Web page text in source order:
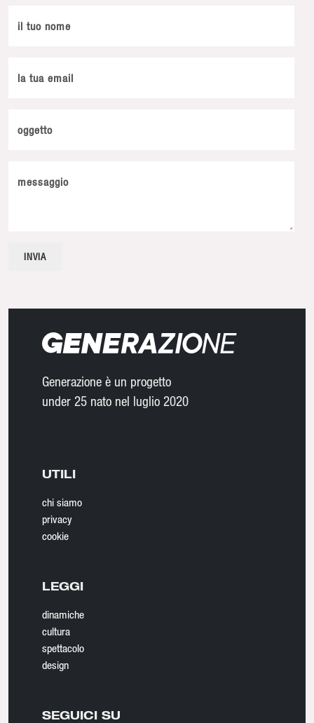
il tuo nome
la tua email
oggetto
messaggio
Generazione è un progetto
under 25 nato nel luglio 2020
UTILI
chi siamo
privacy
cookie
LEGGI
dinamiche
cultura
spettacolo
design
SEGUICI SU